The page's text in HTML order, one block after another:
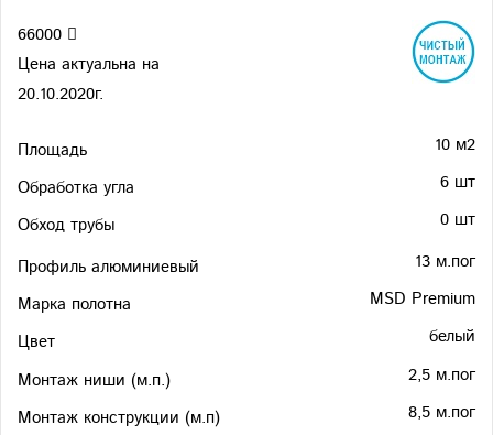
66000
Цена актуальна на
20.10.2020г.
Площадь
10 м2
Обработка угла
6 шт
Обход трубы
0 шт
Профиль алюминиевый
13 м.пог
Марка полотна
MSD Premium
Цвет
белый
Монтаж ниши (м.п.)
2,5 м.пог
Монтаж конструкции (м.п)
8,5 м.пог